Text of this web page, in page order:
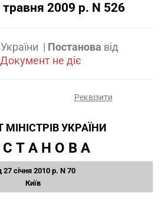
травня 2009 р. N 526
| Постанова від
Документ не діє
Реквізити
МІНІСТРІВ УКРАЇНИ
Т А Н О В А
27 січня 2010 р. N 70
Київ